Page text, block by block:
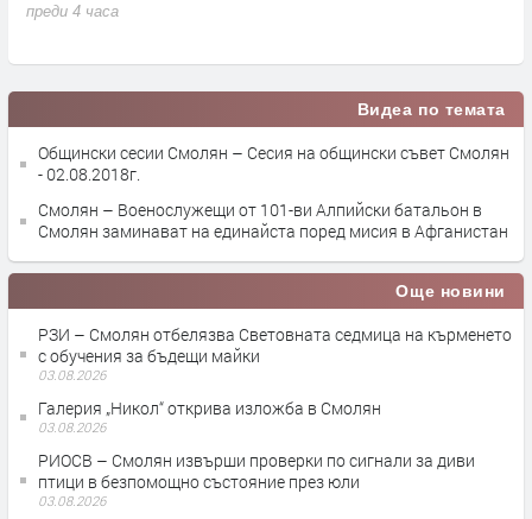
преди 4 часа
Видеа по темата
Общински сесии Смолян – Сесия на общински съвет Смолян
- 02.08.2018г.
Смолян – Военослужещи от 101-ви Алпийски батальон в
Смолян заминават на единайста поред мисия в Афганистан
Още новини
РЗИ – Смолян отбелязва Световната седмица на кърменето
с обучения за бъдещи майки
03.08.2026
Галерия „Никол“ открива изложба в Смолян
03.08.2026
РИОСВ – Смолян извърши проверки по сигнали за диви
птици в безпомощно състояние през юли
03.08.2026